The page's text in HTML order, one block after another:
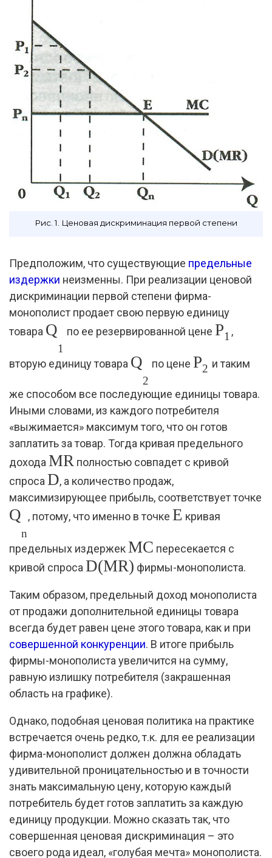
Рис. 1. Ценовая дискриминация первой степени
Предположим, что существующие предельные
издержки неизменны. При реализации ценовой
дискриминации первой степени фирма-
монополист продает свою первую единицу
товара Q
1
по ее резервированной цене P1 ,
вторую единицу товара Q
2
по цене P2 и таким
же способом все последующие единицы товара.
Иными словами, из каждого потребителя
«выжимается» максимум того, что он готов
заплатить за товар. Тогда кривая предельного
дохода MR полностью совпадет с кривой
спроса D, а количество продаж,
максимизирующее прибыль, соответствует точке
Q
n
, потому, что именно в точке E кривая
предельных издержекMC пересекается с
кривой спроса D(MR) фирмы-монополиста.
Таким образом, предельный доход монополиста
от продажи дополнительной единицы товара
всегда будет равен цене этого товара, как и при
совершенной конкуренции. В итоге прибыль
фирмы-монополиста увеличится на сумму,
равную излишку потребителя (закрашенная
область на графике).
Однако, подобная ценовая политика на практике
встречается очень редко, т.к. для ее реализации
фирма-монополист должен должна обладать
удивительной проницательностью и в точности
знать максимальную цену, которую каждый
потребитель будет готов заплатить за каждую
единицу продукции. Можно сказать так, что
совершенная ценовая дискриминация – это
своего рода идеал, «голубая мечта» монополиста.